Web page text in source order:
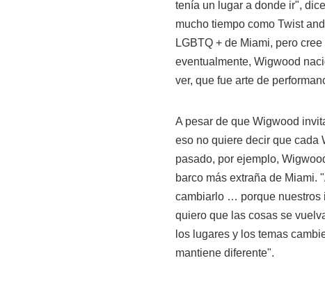
tenía un lugar a donde ir",
mucho tiempo como Twist
LGBTQ + de Miami, pero
eventualmente, Wigwood
ver, que fue arte de
A pesar de que Wigwood
eso no quiere decir que cada
pasado, por ejemplo,
barco más extraña de Miami.
cambiarlo … porque nuestros
quiero que las cosas se
los lugares y los temas
mantiene diferente".